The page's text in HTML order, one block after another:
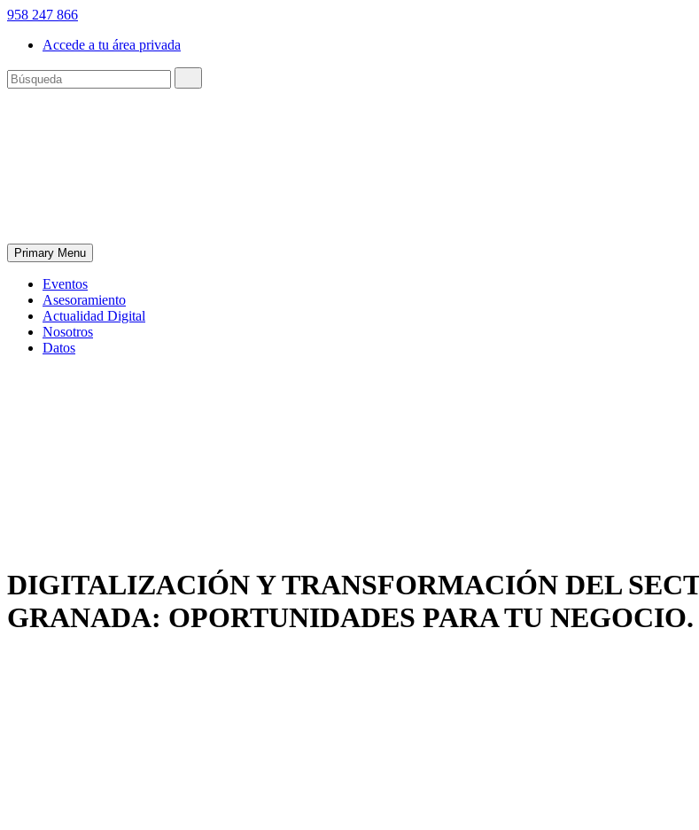
958 247 866
Accede a tu área privada
Primary Menu
Eventos
Asesoramiento
Actualidad Digital
Nosotros
Datos
DIGITALIZACIÓN Y TRANSFORMACIÓN DEL
GRANADA: OPORTUNIDADES PARA TU NEGOCIO.